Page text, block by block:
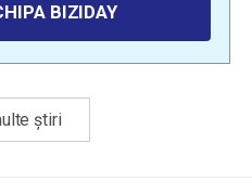
BIZIDAY
știri